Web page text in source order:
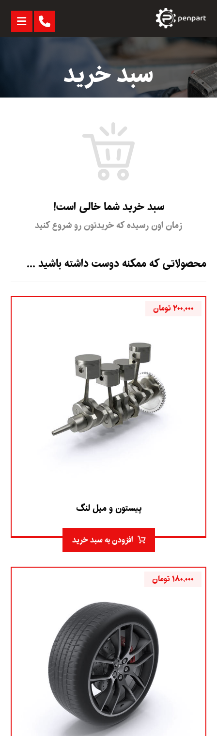
سبد خرید
سبد خرید شما خالی است!
زمان اون رسیده که خریدتون رو شروع کنید
محصولاتی که ممکنه دوست داشته باشید ...
پیستون و میل لنگ
۲۰۰,۰۰۰تومان
افزودن به سبد خرید
۱۸۰,۰۰۰تومان